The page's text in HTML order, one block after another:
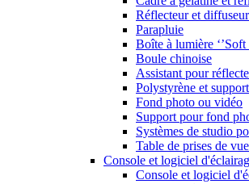
Réflecteur et
Parapluie
Boîte à lumière ‘’Soft
Boule chinoise
Assistant pour
Polystyrène et support
Fond photo ou vidéo
Support pour fond
Systèmes de studio
Table de prises de
Console et logiciel
Console et logiciel